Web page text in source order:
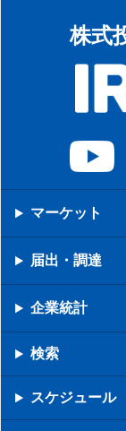
株式
マーケット
届出・調達
企業統計
検索
スケジュール